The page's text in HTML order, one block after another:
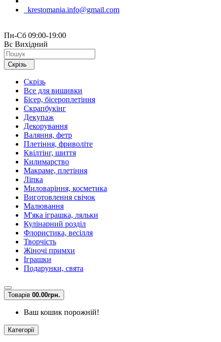
krestomania.info@gmail.com
Пн-Сб 09:00-19:00
Вс Вихідний
Скрізь
Скрізь
Все для вишивки
Бісер, бісероплетіння
Скрапбукінг
Декупаж
Декорування
Валяння, фетр
Плетіння, фриволіте
Квілтінг, шиття
Килимарство
Макраме, плетіння
Ліпка
Миловаріння, косметика
Виготовлення свічок
Малювання
М'яка іграшка, ляльки
Кулінарний розділ
Флористика, весілля
Творчість
Жіночі примхи
Іграшки
Подарунки, свята
Товарів 00.00грн.
Ваш кошик порожній!
Категорії